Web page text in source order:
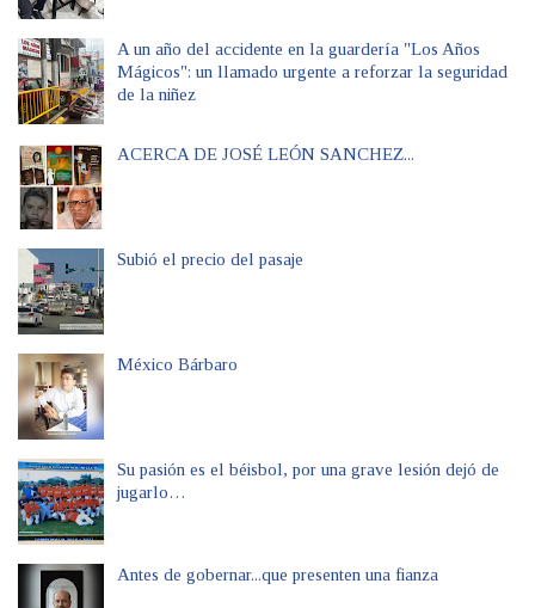
A un año del accidente en la guardería "Los Años
Mágicos": un llamado urgente a reforzar la seguridad
de la niñez
ACERCA DE JOSÉ LEÓN SANCHEZ...
Subió el precio del pasaje
México Bárbaro
Su pasión es el béisbol, por una grave lesión dejó de
jugarlo…
Antes de gobernar...que presenten una fianza